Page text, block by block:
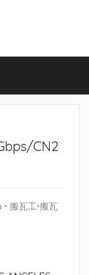
CN2
• 搬瓦工•搬瓦